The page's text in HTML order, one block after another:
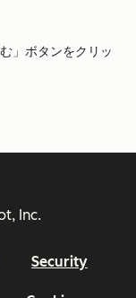
」ボタンをクリッ
Inc.
Security